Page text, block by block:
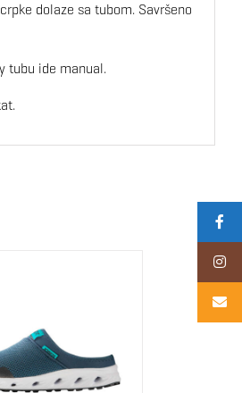
dolaze sa tubom. Savršeno
tubu ide manual.